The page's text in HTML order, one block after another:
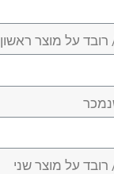
על מוצר ראשון
על מוצר שני